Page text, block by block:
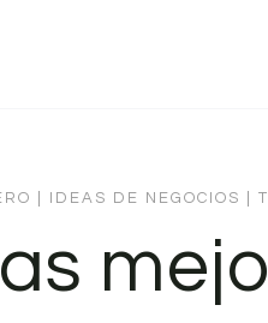
IDEAS DE NEGOCIOS |